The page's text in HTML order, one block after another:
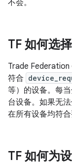
不会。
TF 如何选
Trade
符合
等）的设备。每
台设备。如果无
在所有设备均符
TF 如何为